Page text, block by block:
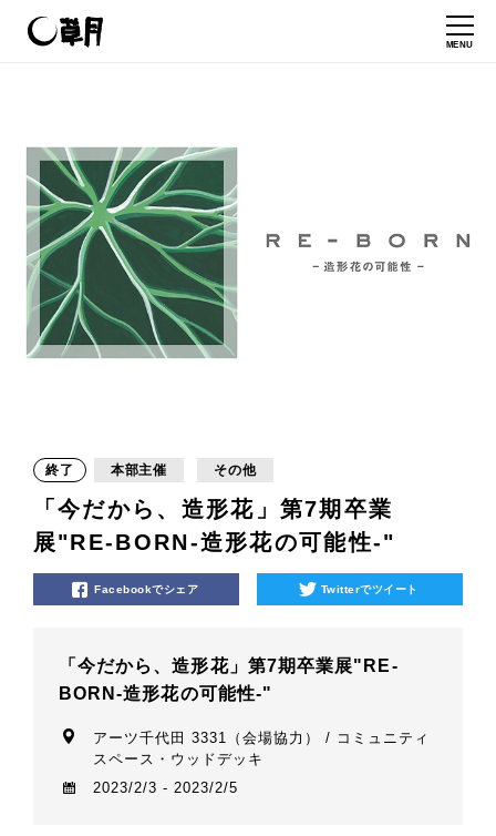
MENU
終了 本部主催 その他
「今だから、造形花」第7期卒業
展"RE-BORN-造形花の可能性-"
Facebookでシェア Twitterでツイート
「今だから、造形花」第7期卒業展"RE-
BORN-造形花の可能性-"
アーツ千代田 3331（会場協力） / コミュニティ
スペース・ウッドデッキ
2023/2/3 - 2023/2/5